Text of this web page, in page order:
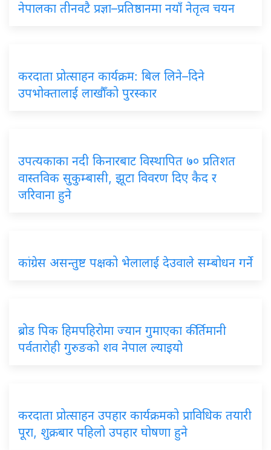
नेपालका तीनवटै प्रज्ञा–प्रतिष्ठानमा नयाँ नेतृत्व चयन
करदाता प्रोत्साहन कार्यक्रम: बिल लिने–दिने
उपभोक्तालाई लाखौँको पुरस्कार
उपत्यकाका नदी किनारबाट विस्थापित ७० प्रतिशत
वास्तविक सुकुम्बासी, झूटा विवरण दिए कैद र
जरिवाना हुने
कांग्रेस असन्तुष्ट पक्षको भेलालाई देउवाले सम्बोधन गर्ने
ब्रोड पिक हिमपहिरोमा ज्यान गुमाएका कीर्तिमानी
पर्वतारोही गुरुङको शव नेपाल ल्याइयो
करदाता प्रोत्साहन उपहार कार्यक्रमको प्राविधिक तयारी
पूरा, शुक्रबार पहिलो उपहार घोषणा हुने